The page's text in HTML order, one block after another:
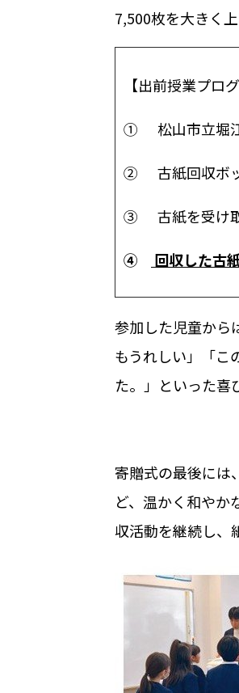
7,500枚を大きく
【出前授業プ
① 松山市立堀
② 古紙回収ボ
③ 古紙を受
④ 回収した古
参加した児童から
もうれしい」「こ
た。」といった喜
寄贈式の最後には、
ど、温かく和やか
収活動を継続し、